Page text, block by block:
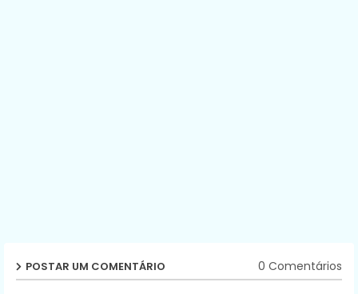
POSTAR UM COMENTÁRIO 0 Comentários